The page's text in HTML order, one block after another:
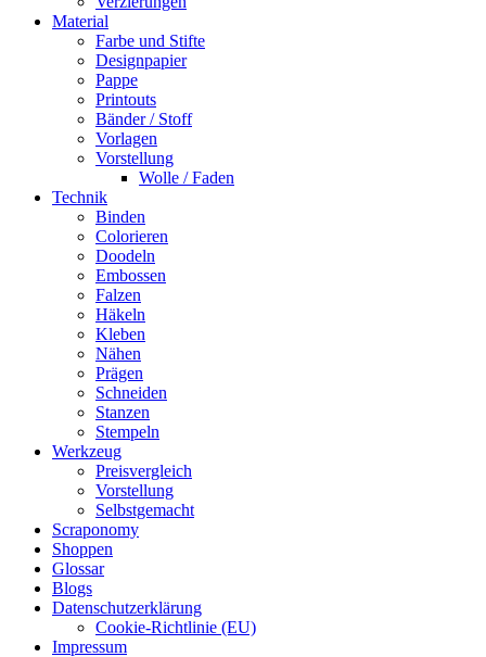
Material
Farbe und Stifte
Designpapier
Pappe
Printouts
Bänder / Stoff
Vorlagen
Vorstellung
Wolle / Faden
Technik
Binden
Colorieren
Doodeln
Embossen
Falzen
Häkeln
Kleben
Nähen
Prägen
Schneiden
Stanzen
Stempeln
Werkzeug
Preisvergleich
Vorstellung
Selbstgemacht
Scraponomy
Shoppen
Glossar
Blogs
Datenschutzerklärung
Cookie-Richtlinie (EU)
Impressum